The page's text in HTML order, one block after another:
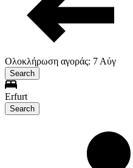
Ολοκλήρωση αγοράς: 7 Αύγ
Search
Erfurt
Search